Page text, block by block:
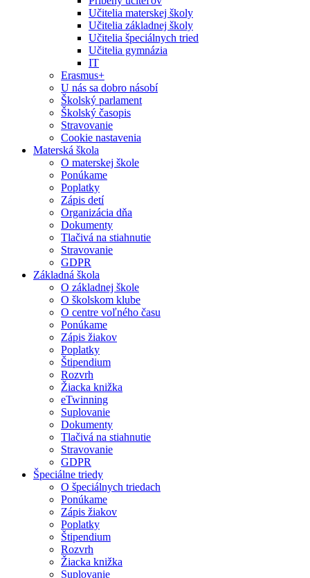
Učitelia materskej školy
Učitelia základnej školy
Učitelia špeciálnych tried
Učitelia gymnázia
IT
Erasmus+
U nás sa dobro násobí
Školský parlament
Školský časopis
Stravovanie
Cookie nastavenia
Materská škola
O materskej škole
Ponúkame
Poplatky
Zápis detí
Organizácia dňa
Dokumenty
Tlačivá na stiahnutie
Stravovanie
GDPR
Základná škola
O základnej škole
O školskom klube
O centre voľného času
Ponúkame
Zápis žiakov
Poplatky
Štipendium
Rozvrh
Žiacka knižka
eTwinning
Suplovanie
Dokumenty
Tlačivá na stiahnutie
Stravovanie
GDPR
Špeciálne triedy
O špeciálnych triedach
Ponúkame
Zápis žiakov
Poplatky
Štipendium
Rozvrh
Žiacka knižka
Suplovanie